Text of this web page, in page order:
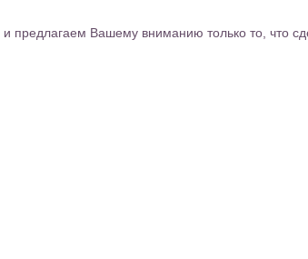
предлагаем Вашему вниманию только то, что